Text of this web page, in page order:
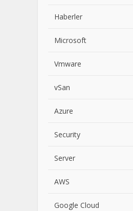
Haberler
Microsoft
Vmware
vSan
Azure
Security
Server
AWS
Google Cloud